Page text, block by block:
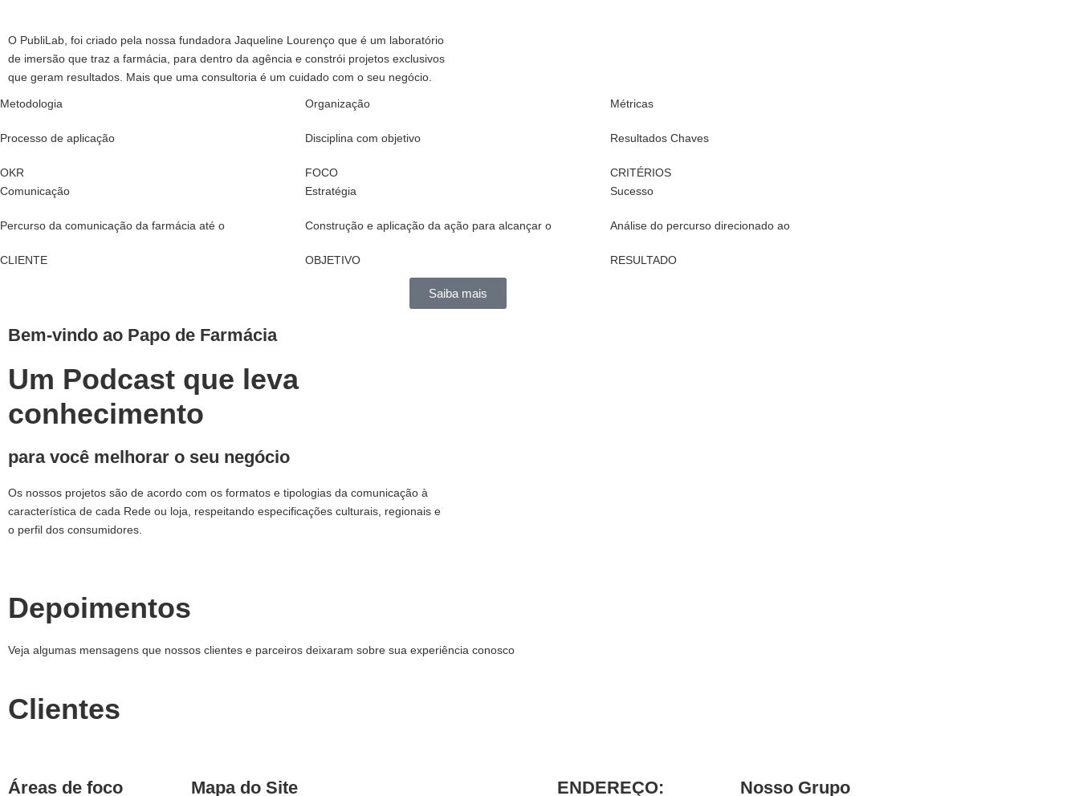
O PubliLab, foi criado pela nossa fundadora Jaqueline Lourenço que é um laboratório
de imersão que traz a farmácia, para dentro da agência e constrói projetos exclusivos
que geram resultados. Mais que uma consultoria é um cuidado com o seu negócio.
Metodologia
Processo de aplicação
OKR
Organização
Disciplina com objetivo
FOCO
Métricas
Resultados Chaves
CRITÉRIOS
Comunicação
Percurso da comunicação da farmácia até o
CLIENTE
Estratégia
Construção e aplicação da ação para alcançar o
OBJETIVO
Sucesso
Análise do percurso direcionado ao
RESULTADO
Saiba mais
Bem-vindo ao Papo de Farmácia
Um Podcast que leva
conhecimento
para você melhorar o seu negócio
Os nossos projetos são de acordo com os formatos e tipologias da comunicação à
característica de cada Rede ou loja, respeitando especificações culturais, regionais e
o perfil dos consumidores.
Depoimentos
Veja algumas mensagens que nossos clientes e parceiros deixaram sobre sua experiência conosco
Clientes
Áreas de foco Mapa do Site ENDEREÇO: Nosso Grupo